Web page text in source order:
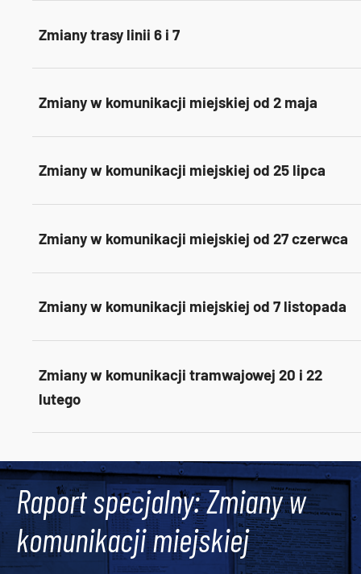
Zmiany trasy linii 6 i 7
Zmiany w komunikacji miejskiej od 2 maja
Zmiany w komunikacji miejskiej od 25 lipca
Zmiany w komunikacji miejskiej od 27 czerwca
Zmiany w komunikacji miejskiej od 7 listopada
Zmiany w komunikacji tramwajowej 20 i 22
lutego
Raport specjalny: Zmiany w
komunikacji miejskiej